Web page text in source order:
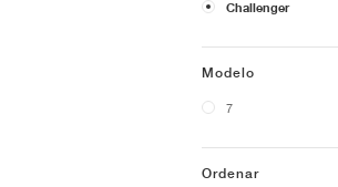
Challenger
Modelo
7
Ordenar